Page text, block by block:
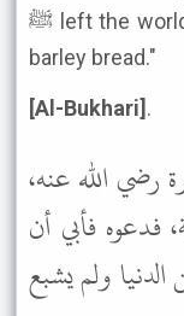
ﷺ left the world without having eaten his fill with
barley bread."
[Al-Bukhari] .
رضي الله عنه،
فدعوه فأبي أن
ولم يشبع